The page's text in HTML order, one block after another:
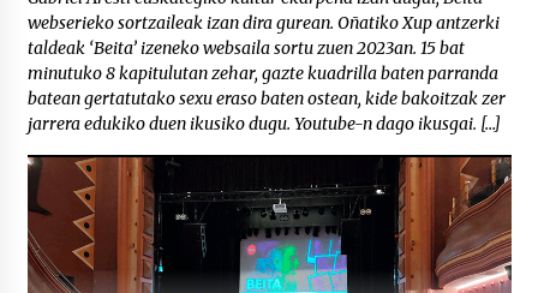
webserieko sortzaileak izan dira gurean. Oñatiko Xup antzerki
taldeak ‘Beita’ izeneko websaila sortu zuen 2023an. 15 bat
minutuko 8 kapitulutan zehar, gazte kuadrilla baten parranda
batean gertatutako sexu eraso baten ostean, kide bakoitzak zer
jarrera edukiko duen ikusiko dugu. Youtube-n dago ikusgai. […]